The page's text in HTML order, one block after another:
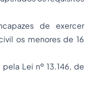
de exercer
os menores de 16
Lei nº 13.146, de